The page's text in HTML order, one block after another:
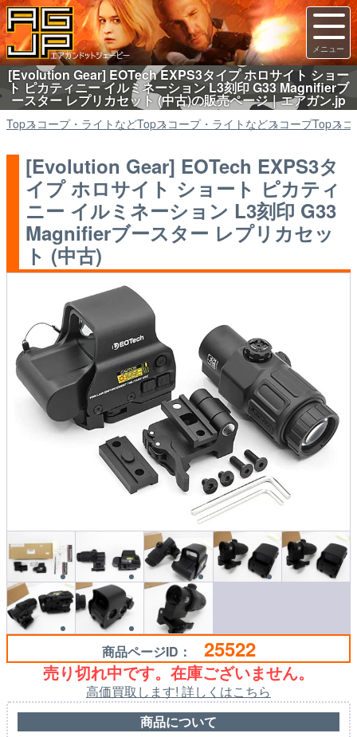
[Evolution Gear] EOTech EXPS3タイプ ホロサイト ショー
ト ピカティニー イルミネーション L3刻印 G33 Magnifierブ
ースター レプリカセット (中古)の販売ページ｜エアガン.jp
Topスコープ・ライトなどTopスコープ・ライトなどスコープTopス
[Evolution Gear] EOTech EXPS3タ
イプ ホロサイト ショート ピカティ
ニー イルミネーション L3刻印 G33
Magnifierブースター レプリカセッ
ト (中古)
商品ページID： 25522
売り切れ中です。在庫ございません。
高価買取します! 詳しくはこちら
商品について